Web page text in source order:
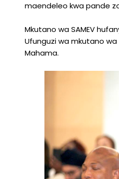
maendeleo kwa pande
Mkutano wa SAMEV
Ufunguzi wa mkutano wa
Mahama.